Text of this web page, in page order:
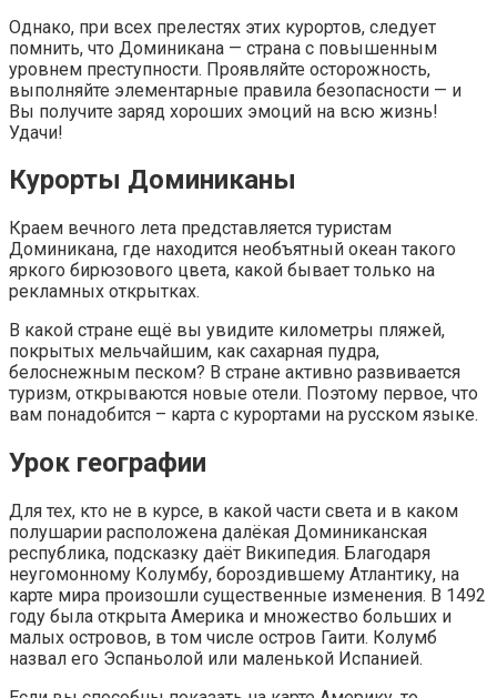
Однако, при всех прелестях этих курортов, следует
помнить, что Доминикана — страна с повышенным
уровнем преступности. Проявляйте осторожность,
выполняйте элементарные правила безопасности — и
Вы получите заряд хороших эмоций на всю жизнь!
Удачи!
Курорты Доминиканы
Краем вечного лета представляется туристам
Доминикана, где находится необъятный океан такого
яркого бирюзового цвета, какой бывает только на
рекламных открытках.
В какой стране ещё вы увидите километры пляжей,
покрытых мельчайшим, как сахарная пудра,
белоснежным песком? В стране активно развивается
туризм, открываются новые отели. Поэтому первое, что
вам понадобится – карта с курортами на русском языке.
Урок географии
Для тех, кто не в курсе, в какой части света и в каком
полушарии расположена далёкая Доминиканская
республика, подсказку даёт Википедия. Благодаря
неугомонному Колумбу, бороздившему Атлантику, на
карте мира произошли существенные изменения. В 1492
году была открыта Америка и множество больших и
малых островов, в том числе остров Гаити. Колумб
назвал его Эспаньолой или маленькой Испанией.